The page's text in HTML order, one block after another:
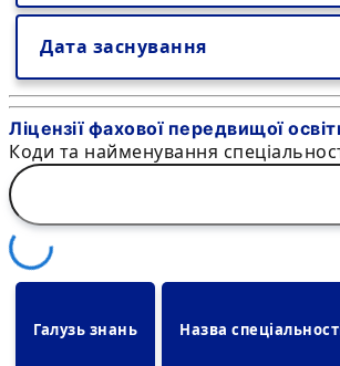
Дата заснування
Ліцензії фахової передвищої
Коди та найменування
Галузь знань Назва